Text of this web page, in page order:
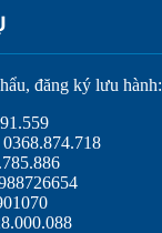
đăng ký lưu hành: